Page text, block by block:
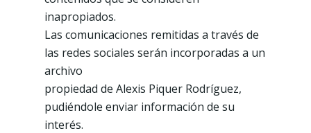
inapropiados.
Las comunicaciones remitidas a través de
las redes sociales serán incorporadas a un
archivo
propiedad de Alexis Piquer Rodríguez,
pudiéndole enviar información de su
interés.